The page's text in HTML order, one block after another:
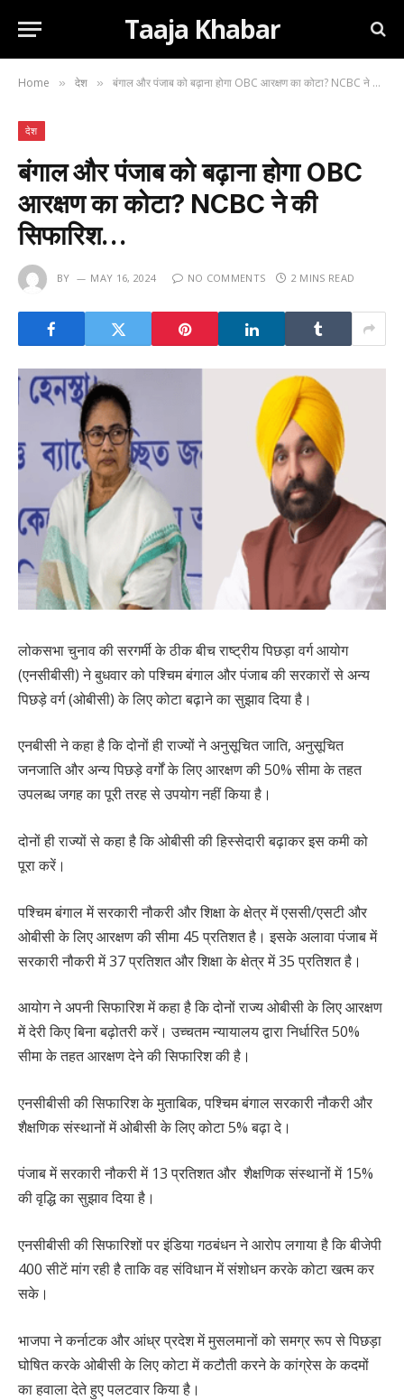
Taaja Khabar
Home » देश » बंगाल और पंजाब को बढ़ाना होगा OBC आरक्षण का कोटा? NCBC ने की सिफारिश…
देश
बंगाल और पंजाब को बढ़ाना होगा OBC
आरक्षण का कोटा? NCBC ने की
सिफारिश…
BY MAY 16, 2024 NO COMMENTS 2 MINS READ
लोकसभा चुनाव की सरगर्मी के ठीक बीच राष्ट्रीय पिछड़ा वर्ग आयोग
(एनसीबीसी) ने बुधवार को पश्चिम बंगाल और पंजाब की सरकारों से अन्य
पिछड़े वर्ग (ओबीसी) के लिए कोटा बढ़ाने का सुझाव दिया है।
एनबीसी ने कहा है कि दोनों ही राज्यों ने अनुसूचित जाति, अनुसूचित
जनजाति और अन्य पिछड़े वर्गों के लिए आरक्षण की 50% सीमा के तहत
उपलब्ध जगह का पूरी तरह से उपयोग नहीं किया है।
दोनों ही राज्यों से कहा है कि ओबीसी की हिस्सेदारी बढ़ाकर इस कमी को
पूरा करें।
पश्चिम बंगाल में सरकारी नौकरी और शिक्षा के क्षेत्र में एससी/एसटी और
ओबीसी के लिए आरक्षण की सीमा 45 प्रतिशत है। इसके अलावा पंजाब में
सरकारी नौकरी में 37 प्रतिशत और शिक्षा के क्षेत्र में 35 प्रतिशत है।
आयोग ने अपनी सिफारिश में कहा है कि दोनों राज्य ओबीसी के लिए आरक्षण
में देरी किए बिना बढ़ोतरी करें। उच्चतम न्यायालय द्वारा निर्धारित 50%
सीमा के तहत आरक्षण देने की सिफारिश की है।
एनसीबीसी की सिफारिश के मुताबिक, पश्चिम बंगाल सरकारी नौकरी और
शैक्षणिक संस्थानों में ओबीसी के लिए कोटा 5% बढ़ा दे।
पंजाब में सरकारी नौकरी में 13 प्रतिशत और शैक्षणिक संस्थानों में 15%
की वृद्धि का सुझाव दिया है।
एनसीबीसी की सिफारिशों पर इंडिया गठबंधन ने आरोप लगाया है कि बीजेपी
400 सीटें मांग रही है ताकि वह संविधान में संशोधन करके कोटा खत्म कर
सके।
भाजपा ने कर्नाटक और आंध्र प्रदेश में मुसलमानों को समग्र रूप से पिछड़ा
घोषित करके ओबीसी के लिए कोटा में कटौती करने के कांग्रेस के कदमों
का हवाला देते हुए पलटवार किया है।